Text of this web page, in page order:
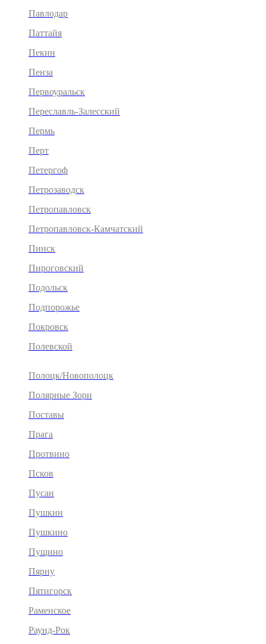
Павлодар
Паттайя
Пекин
Пенза
Первоуральск
Переславль-Залесский
Пермь
Перт
Петергоф
Петрозаводск
Петропавловск
Петропавловск-Камчатский
Пинск
Пироговский
Подольск
Подпорожье
Покровск
Полевской
Полоцк/Новополоцк
Полярные Зори
Поставы
Прага
Протвино
Псков
Пусан
Пушкин
Пушкино
Пущино
Пярну
Пятигорск
Раменское
Раунд-Рок